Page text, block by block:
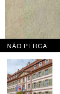
NÃO PERCA